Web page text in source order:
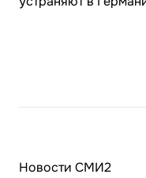
Новости СМИ2